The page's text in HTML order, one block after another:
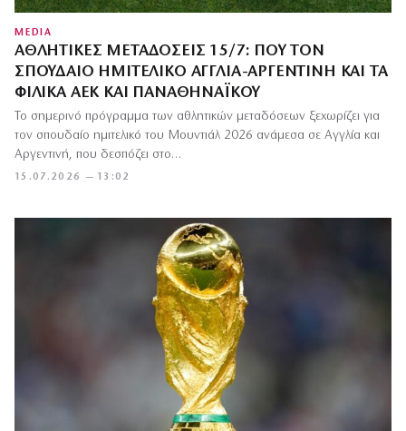
MEDIA
ΑΘΛΗΤΙΚΈΣ ΜΕΤΑΔΌΣΕΙΣ 15/7: ΠΟΎ ΤΟΝ
ΣΠΟΥΔΑΊΟ ΗΜΙΤΕΛΙΚΌ ΑΓΓΛΊΑ-ΑΡΓΕΝΤΙΝΉ ΚΑΙ ΤΑ
ΦΙΛΙΚΆ ΑΕΚ ΚΑΙ ΠΑΝΑΘΗΝΑΪΚΟΎ
15.07.2026 — 13:02
Το σημερινό πρόγραμμα των αθλητικών μεταδόσεων ξεχωρίζει για
τον σπουδαίο ημιτελικό του Μουντιάλ 2026 ανάμεσα σε Αγγλία και
Αργεντινή, που δεσπόζει στο…